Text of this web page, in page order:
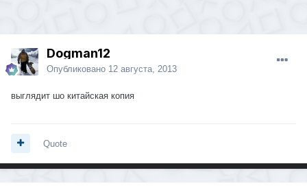
Dogman12
Опубликовано 12 августа, 2013
выглядит шо китайская копия
Quote